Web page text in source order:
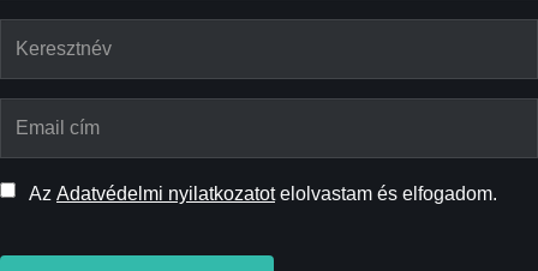
Az Adatvédelmi nyilatkozatotelolvastam és elfogadom.